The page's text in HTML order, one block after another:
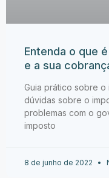
Entenda o que
e a sua
Guia prático sobre o
dúvidas sobre o
problemas com o
imposto
8 de junho de 2022